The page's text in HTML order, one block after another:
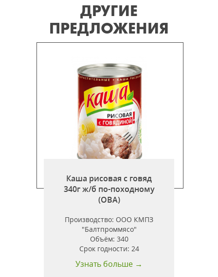
ДРУГИЕ
ПРЕДЛОЖЕНИЯ
Каша рисовая с говяд
340г ж/б по-походному
(ОВА)
Производство: ООО КМПЗ
"Балтпроммясо"
Объём: 340
Срок годности: 24
Узнать больше →